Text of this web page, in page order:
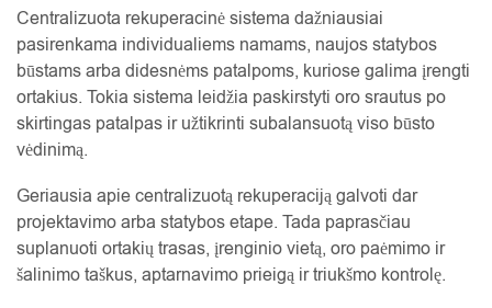
Centralizuota rekuperacinė sistema dažniausiai
pasirenkama individualiems namams, naujos statybos
būstams arba didesnėms patalpoms, kuriose galima įrengti
ortakius. Tokia sistema leidžia paskirstyti oro srautus po
skirtingas patalpas ir užtikrinti subalansuotą viso būsto
vėdinimą.
Geriausia apie centralizuotą rekuperaciją galvoti dar
projektavimo arba statybos etape. Tada paprasčiau
suplanuoti ortakių trasas, įrenginio vietą, oro paėmimo ir
šalinimo taškus, aptarnavimo prieigą ir triukšmo kontrolę.